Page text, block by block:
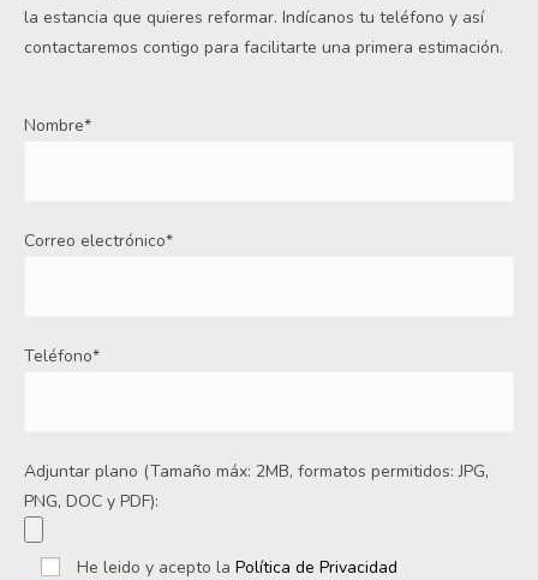
la estancia que quieres reformar. Indícanos tu teléfono y así
contactaremos contigo para facilitarte una primera estimación.
Nombre*
Correo electrónico*
Teléfono*
Adjuntar plano (Tamaño máx: 2MB, formatos permitidos: JPG,
PNG, DOC y PDF):
He leido y acepto la Política de Privacidad